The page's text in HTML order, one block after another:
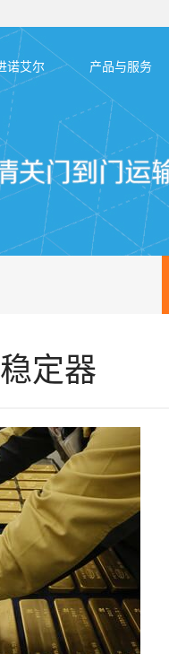
诺艾尔 产品与服务
定器